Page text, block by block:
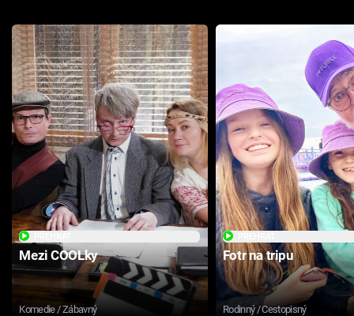
Mezi COOLky
Komedie / Zábavný
Fotr na tripu
Rodinný / Cestopisný